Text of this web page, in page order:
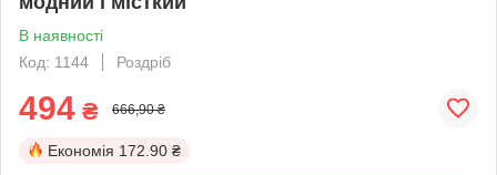
В наявності
Код: 1144
Роздріб
494 ₴ 666,90 ₴
Економія 172.90 ₴